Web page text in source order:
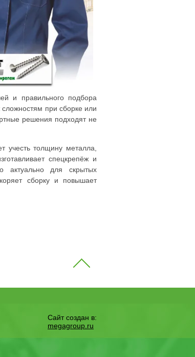
и правильного подбора
при сборке или
решения подходят не
учесть толщину металла,
спецкрепёж и
актуально для скрытых
сборку и повышает
Сайт создан в:
megagroup.ru